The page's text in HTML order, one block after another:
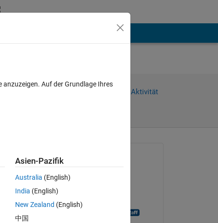
Anmelden, um Aktivität
Gefragt:
am 22 Mär. 2020
Geschlossen:
Auf der Grundlage Ihres
Asien-Pazifik
Australia (English)
India (English)
New Zealand (English)
中国